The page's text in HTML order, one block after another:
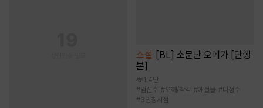
소설 [BL] 소문난 오메가 [단행
본]
1.4만
#임신수 #오해/착각 #애절물 #다정수
#3인칭시점